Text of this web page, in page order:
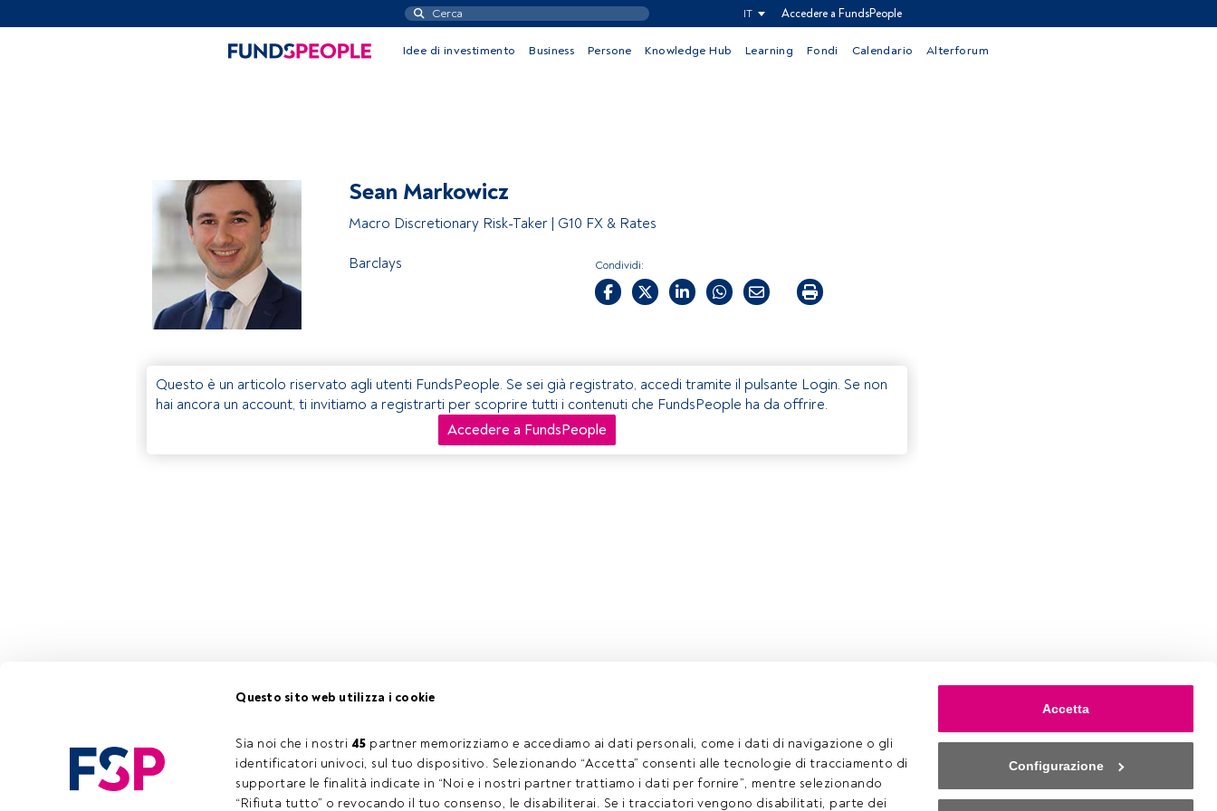
Questo sito web utilizza i cookie
Sia noi che i nostri 45 partner memorizziamo e accediamo ai dati personali, come i dati di navigazione o gli
identificatori univoci, sul tuo dispositivo. Selezionando “Accetta” consenti alle tecnologie di tracciamento di
supportare le finalità indicate in “Noi e i nostri partner trattiamo i dati per fornire”, mentre selezionando
“Rifiuta tutto” o revocando il tuo consenso, le disabiliterai. Se i tracciatori vengono disabilitati, parte dei
Accetta
Configurazione
IT Accedere a FundsPeople
Idee di investimento Business Persone Knowledge Hub Learning Fondi Calendario Alterforum
Sean Markowicz
Macro Discretionary Risk-Taker | G10 FX & Rates
Barclays Condividi:
Questo è un articolo riservato agli utenti FundsPeople. Se sei già registrato, accedi tramite il pulsante Login. Se non
hai ancora un account, ti invitiamo a registrarti per scoprire tutti i contenuti che FundsPeople ha da offrire.
Accedere a FundsPeople